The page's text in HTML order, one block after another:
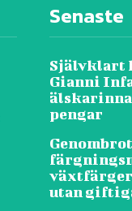
Senaste
Självklart
Gianni
älskarinna
pengar
växtfärger
utan